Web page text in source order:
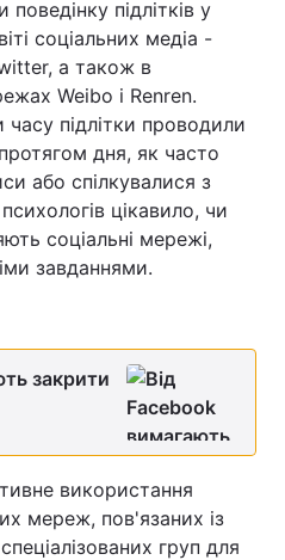
підлітків у
соціальних медіа -
а також в
Weibo і Renren.
часу підлітки проводили
дня, як часто
або спілкувалися з
цікавило, чи
соціальні мережі,
завданнями.
закрити
використання
мереж, пов'язаних із
груп для